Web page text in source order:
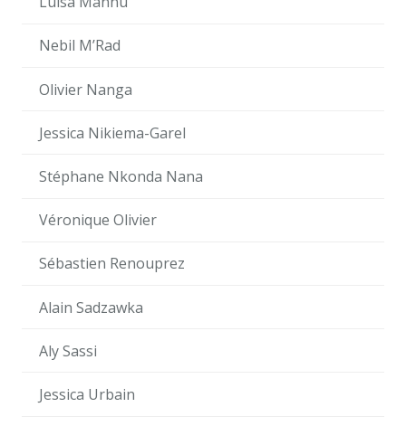
Nebil M’Rad
Olivier Nanga
Jessica Nikiema-Garel
Stéphane Nkonda Nana
Véronique Olivier
Sébastien Renouprez
Alain Sadzawka
Aly Sassi
Jessica Urbain